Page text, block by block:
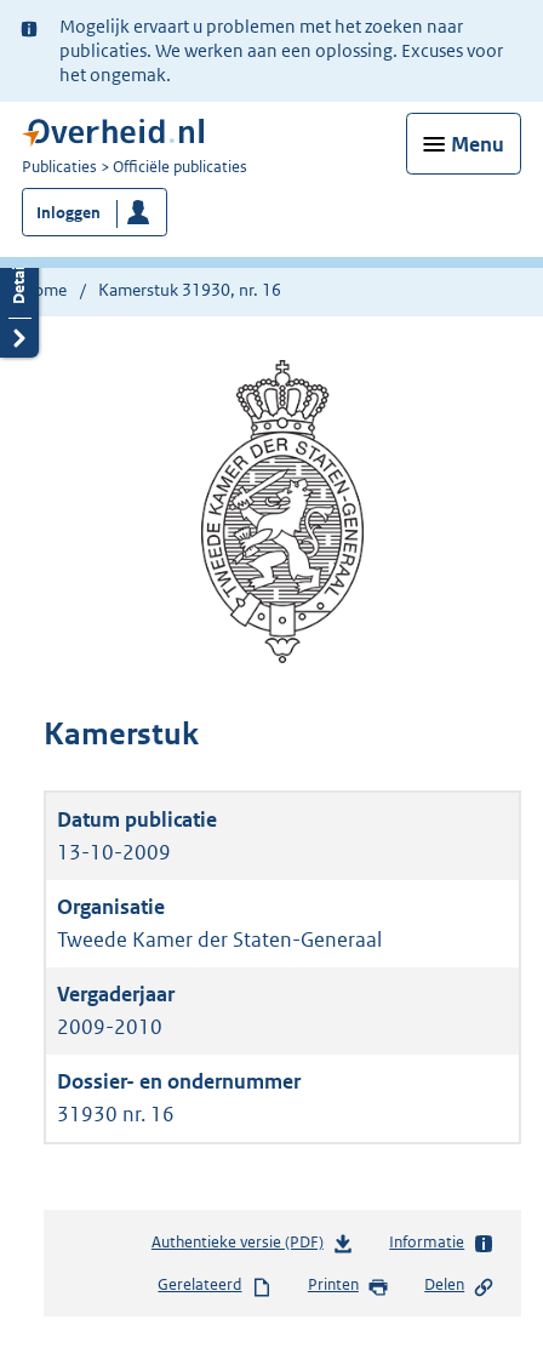
Ter
informatie:
Mogelijk ervaart u problemen met het zoeken naar
publicaties. We werken aan een oplossing. Excuses voor
het ongemak.
Menu
U
bent
nu
hier:
Publicaties Officiële publicaties
Inloggen
Home Kamerstuk 31930, nr. 16
Kamerstuk
13-10-2009
Tweede Kamer der Staten-Generaal
2009-2010
31930 nr. 16
Authentieke versie (PDF)b
s
Informatie
Gerelateerd Printen Delen